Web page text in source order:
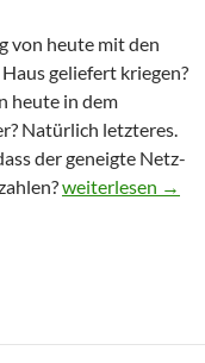
von heute mit den
geliefert kriegen?
heute in dem
Natürlich letzteres.
der geneigte Netz-
Für „Content“
weiterlesen →